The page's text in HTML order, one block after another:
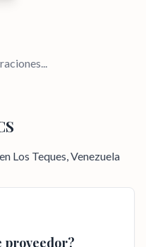
Los Teques, Venezuela
proveedor?